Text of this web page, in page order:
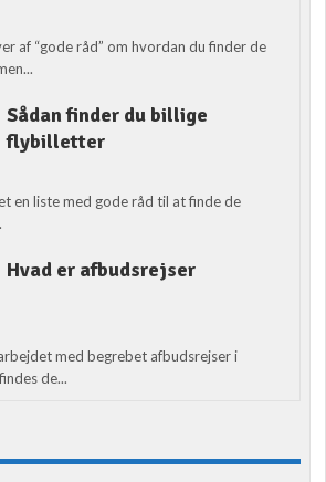
af “gode råd” om hvordan du finder de
Sådan finder du billige
flybilletter
en liste med gode råd til at finde de
Hvad er afbudsrejser
med begrebet afbudsrejser i
de...